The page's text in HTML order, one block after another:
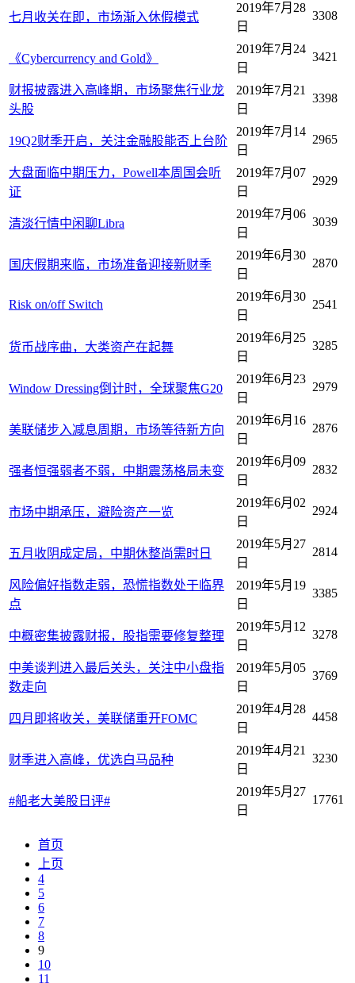
七月收关在即，市场渐入休假模式
2019年7月28
日
3308
《Cybercurrency and Gold》
2019年7月24
日
3421
财报披露进入高峰期，市场聚焦行业龙
头股
2019年7月21
日
3398
19Q2财季开启，关注金融股能否上台阶
2019年7月14
日
2965
大盘面临中期压力，Powell本周国会听
证
2019年7月07
日
2929
清淡行情中闲聊Libra
2019年7月06
日
3039
国庆假期来临，市场准备迎接新财季
2019年6月30
日
2870
Risk on/off Switch
2019年6月30
日
2541
货币战序曲，大类资产在起舞
2019年6月25
日
3285
Window Dressing倒计时，全球聚焦G20
2019年6月23
日
2979
美联储步入减息周期，市场等待新方向
2019年6月16
日
2876
强者恒强弱者不弱，中期震荡格局未变
2019年6月09
日
2832
市场中期承压，避险资产一览
2019年6月02
日
2924
五月收阴成定局，中期休整尚需时日
2019年5月27
日
2814
风险偏好指数走弱，恐慌指数处于临界
点
2019年5月19
日
3385
中概密集披露财报，股指需要修复整理
2019年5月12
日
3278
中美谈判进入最后关头，关注中小盘指
数走向
2019年5月05
日
3769
四月即将收关，美联储重开FOMC
2019年4月28
日
4458
财季进入高峰，优选白马品种
2019年4月21
日
3230
#船老大美股日评#
2019年5月27
日
17761
首页
上页
4
5
6
7
8
9
10
11